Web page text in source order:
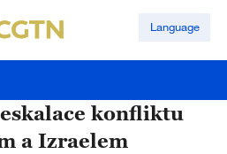
Language
konfliktu
a Izraelem